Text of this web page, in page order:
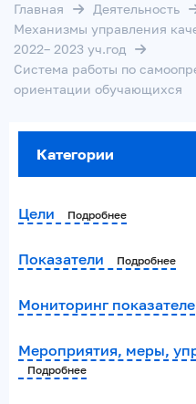
Главная Деятельность
Механизмы управления
2022– 2023 уч.год
Система работы по
ориентации обучающихся
Категории
Цели Подробнее
Показатели Подробнее
Мониторинг
Мероприятия, меры,
Подробнее